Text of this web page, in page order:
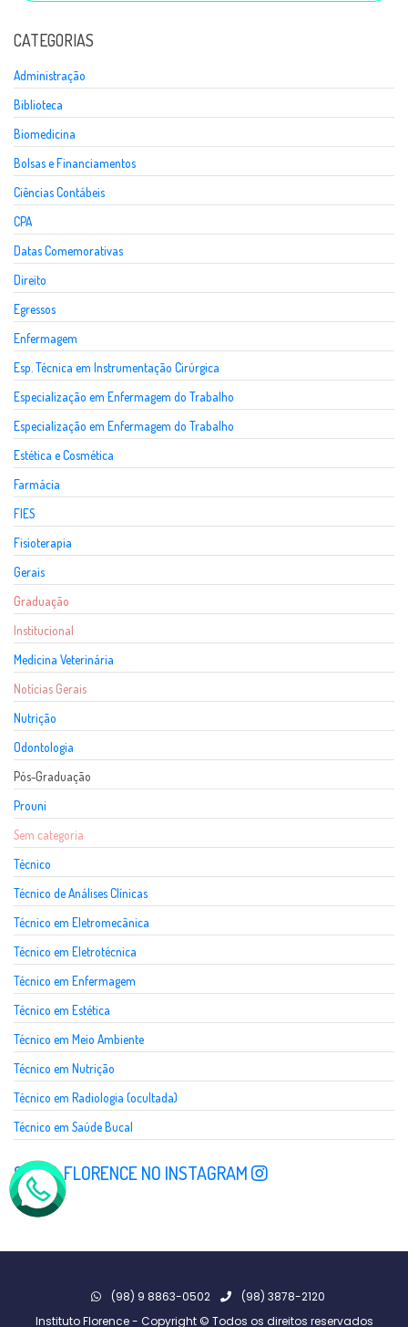
CATEGORIAS
Administração
Biblioteca
Biomedicina
Bolsas e Financiamentos
Ciências Contábeis
CPA
Datas Comemorativas
Direito
Egressos
Enfermagem
Esp. Técnica em Instrumentação Cirúrgica
Especialização em Enfermagem do Trabalho
Especialização em Enfermagem do Trabalho
Estética e Cosmética
Farmácia
FIES
Fisioterapia
Gerais
Graduação
Institucional
Medicina Veterinária
Notícias Gerais
Nutrição
Odontologia
Pós-Graduação
Prouni
Sem categoria
Técnico
Técnico de Análises Clínicas
Técnico em Eletromecânica
Técnico em Eletrotécnica
Técnico em Enfermagem
Técnico em Estética
Técnico em Meio Ambiente
Técnico em Nutrição
Técnico em Radiologia (ocultada)
Técnico em Saúde Bucal
SIGA A FLORENCE NO INSTAGRAM
(98) 9 8863-0502
(98) 3878-2120
Instituto Florence - Copyright © Todos os direitos reservados